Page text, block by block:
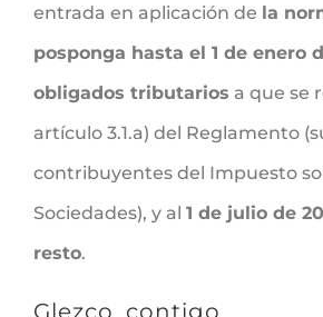
entrada en aplicación de la
posponga hasta el 1 de enero
obligados tributarios a que se
artículo 3.1.a) del Reglamento
contribuyentes del Impuesto
Sociedades), y al 1 de julio de
resto.
Glezco, contigo